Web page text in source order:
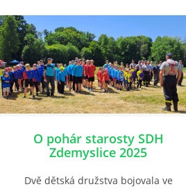
O pohár starosty SDH
Zdemyslice 2025
Dvě dětská družstva bojovala ve